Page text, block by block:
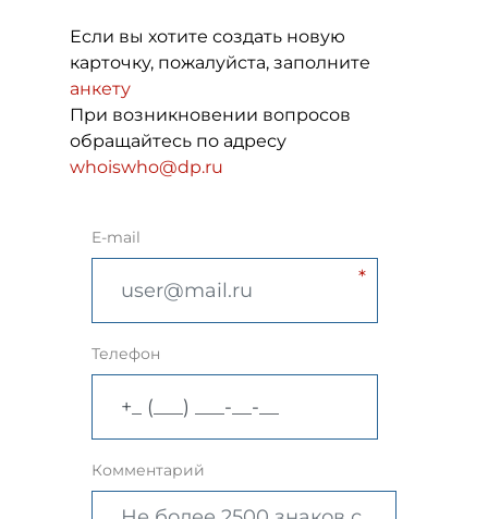
Если вы хотите создать новую
карточку, пожалуйста, заполните
анкету
При возникновении вопросов
обращайтесь по адресу
whoiswho@dp.ru
E-mail
Телефон
Комментарий